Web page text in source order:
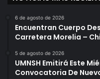
6 de agosto de 2026
Encuentran Cuerpo
Carretera Morelia –
5 de agosto de 2026
UMNSH Emitirá Este
Convocatoria De